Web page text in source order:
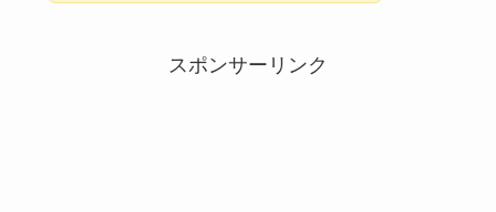
スポンサーリンク